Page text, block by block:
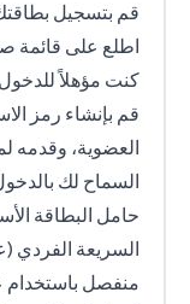
قم بتسجيل
اطلع على قائمة
كنت مؤهلاً
قم بإنشاء رمز
العضوية، وقدمه
السماح لك
حامل البطاقة
السريعة
منفصل باستخدام